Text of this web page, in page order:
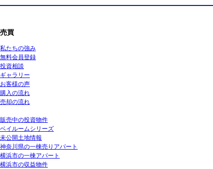
売買
私たちの強み
無料会員登録
投資相談
ギャラリー
お客様の声
購入の流れ
売却の流れ
販売中の投資物件
ベイルームシリーズ
未公開土地情報
神奈川県の一棟売りアパート
横浜市の一棟アパート
横浜市の収益物件